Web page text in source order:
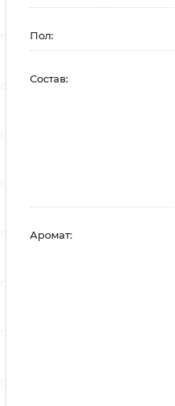
Пол:
Состав:
Аромат: